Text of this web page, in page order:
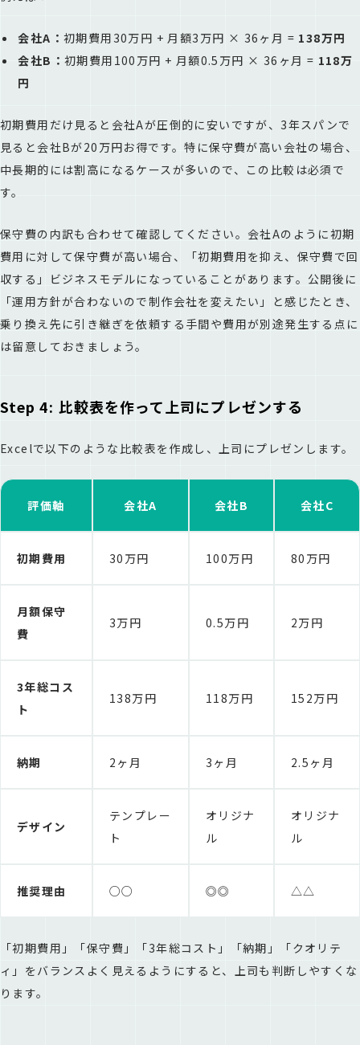
会社A： 初期費用30万円 + 月額3万円 × 36ヶ月 = 138万円
会社B： 初期費用100万円 + 月額0.5万円 × 36ヶ月 = 118万
円
初期費用だけ見ると会社Aが圧倒的に安いですが、3年スパンで
見ると会社Bが20万円お得です。特に保守費が高い会社の場合、
中長期的には割高になるケースが多いので、この比較は必須で
す。
保守費の内訳も合わせて確認してください。会社Aのように初期
費用に対して保守費が高い場合、「初期費用を抑え、保守費で回
収する」ビジネスモデルになっていることがあります。公開後に
「運用方針が合わないので制作会社を変えたい」と感じたとき、
乗り換え先に引き継ぎを依頼する手間や費用が別途発生する点に
は留意しておきましょう。
Step 4: 比較表を作って上司にプレゼンする
Excelで以下のような比較表を作成し、上司にプレゼンします。
評価軸 会社A 会社B 会社C
初期費用 30万円 100万円 80万円
月額保守
費
3万円 0.5万円 2万円
3年総コス
ト
138万円 118万円 152万円
納期 2ヶ月 3ヶ月 2.5ヶ月
デザイン
テンプレー
ト
オリジナ
ル
オリジナ
ル
推奨理由 ○○ ◎◎ △△
「初期費用」「保守費」「3年総コスト」「納期」「クオリテ
ィ」をバランスよく見えるようにすると、上司も判断しやすくな
ります。